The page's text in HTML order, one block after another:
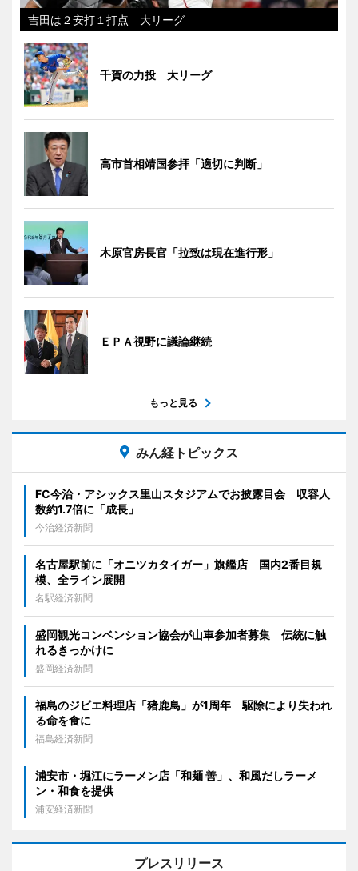
吉田は２安打１打点 大リーグ
千賀の力投 大リーグ
高市首相靖国参拝「適切に判断」
木原官房長官「拉致は現在進行形」
ＥＰＡ視野に議論継続
もっと見る
みん経トピックス
FC今治・アシックス里山スタジアムでお披露目会 収容人
数約1.7倍に「成長」
今治経済新聞
名古屋駅前に「オニツカタイガー」旗艦店 国内2番目規
模、全ライン展開
名駅経済新聞
盛岡観光コンベンション協会が山車参加者募集 伝統に触
れるきっかけに
盛岡経済新聞
福島のジビエ料理店「猪鹿鳥」が1周年 駆除により失われ
る命を食に
福島経済新聞
浦安市・堀江にラーメン店「和麺 善」、和風だしラーメ
ン・和食を提供
浦安経済新聞
プレスリリース